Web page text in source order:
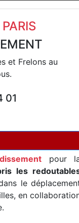
et Frelons au
01
pour
les
le
en